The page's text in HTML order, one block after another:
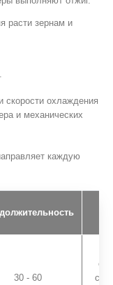
расти зернам и
скорости охлаждения
и механических
каждую
30 - 60